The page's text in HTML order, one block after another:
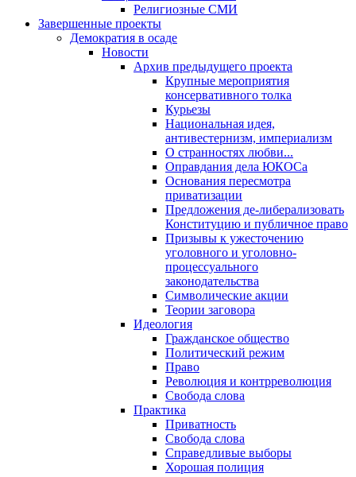
Религиозные СМИ
Завершенные проекты
Демократия в осаде
Новости
Архив предыдущего проекта
Крупные мероприятия
консервативного толка
Курьезы
Национальная идея,
антивестернизм, империализм
О странностях любви...
Оправдания дела ЮКОСа
Основания пересмотра
приватизации
Предложения де-либерализовать
Конституцию и публичное право
Призывы к ужесточению
уголовного и уголовно-
процессуального
законодательства
Символические акции
Теории заговора
Идеология
Гражданское общество
Политический режим
Право
Революция и контрреволюция
Свобода слова
Практика
Приватность
Свобода слова
Справедливые выборы
Хорошая полиция